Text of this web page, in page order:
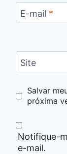
E-mail *
Site
Salvar
próxima
Notifique-
e-mail.